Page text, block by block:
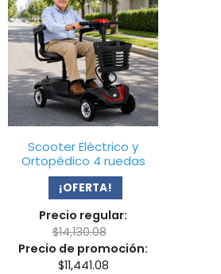
Scooter Eléctrico y
Ortopédico 4 ruedas
¡OFERTA!
Precio regular:
$14,130.08
Precio de promoción:
$11,441.08